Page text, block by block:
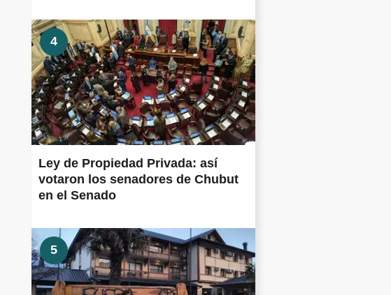
4
Ley de Propiedad Privada: así
votaron los senadores de Chubut
en el Senado
5